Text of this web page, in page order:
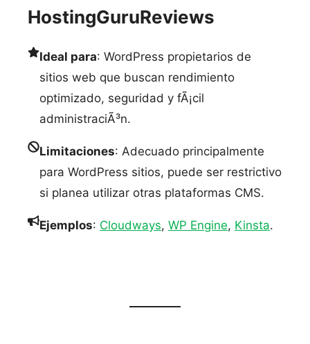
HostingGuruReviews
Ideal para: WordPress propietarios de
sitios web que buscan rendimiento
optimizado, seguridad y fÃ¡cil
administraciÃ³n.
Limitaciones: Adecuado principalmente
para WordPress sitios, puede ser restrictivo
si planea utilizar otras plataformas CMS.
Ejemplos: Cloudways, WP Engine, Kinsta.